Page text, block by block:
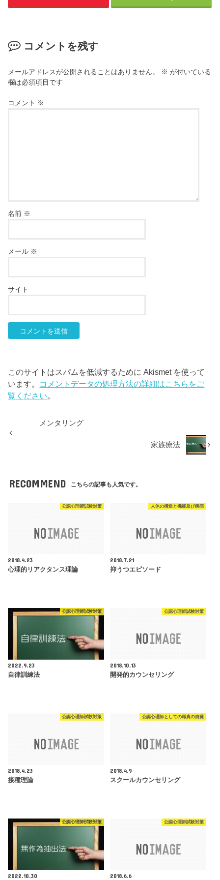
コメントを残す
メールアドレスが公開されることはありません。 ※ が付いている
欄は必須項目です
コメント ※
名前 ※
メール ※
サイト
このサイトはスパムを低減するために Akismet を使って
います。 コメントデータの処理方法の詳細はこちらをご
覧ください。
メンタリング
家族療法
RECOMMEND こちらの記事も人気です。
公認心理師試験対策
2018.4.23
心理的リアクタンス理論
人体の構造と機能及び疾病
2018.7.21
抑うつエピソード
公認心理師試験対策
2022.9.23
自律訓練法
公認心理師試験対策
2018.10.13
開発的カウンセリング
公認心理師試験対策
2018.4.23
接種理論
公認心理師としての職責の自覚
2018.4.9
スクールカウンセリング
公認心理師試験対策
2022.10.30
公認心理師試験対策
2018.6.6